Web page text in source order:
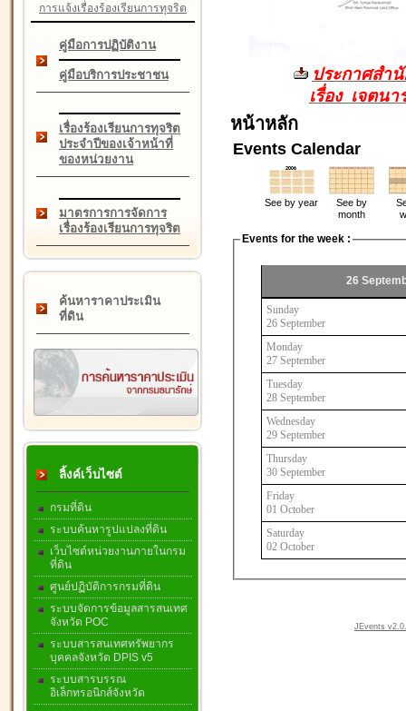
การแจ้งเรื่องร้องเรียนการทุจริต
คู่มือการปฏิบัติงาน
คู่มือบริการประชาชน
เรื่องร้องเรียนการทุจริต
ประจำปีของเจ้าหน้าที่
ของหน่วยงาน
มาตรการการจัดการ
เรื่องร้องเรียนการทุจริต
ค้นหาราคาประเมิน
ที่ดิน
ลิ้งค์เว็บไซต์
กรมที่ดิน
ระบบค้นหารูปแปลงที่ดิน
เว็บไซต์หน่วยงานภายในกรม
ที่ดิน
ศูนย์ปฏิบัติการกรมที่ดิน
ระบบจัดการข้อมูลสารสนเทศ
จังหวัด POC
ระบบสารสนเทศทรัพยากร
บุคคลจังหวัด DPIS v5
ระบบสารบรรณ
อิเล็กทรอนิกส์จังหวัด
ประกาศสำ
เรื่อง เจตน
หน้าหลัก
Events Calendar
See by year
See by
month
Events for the week :
26
Sunday
26 September
Monday
27 September
Tuesday
28 September
Wednesday
29 September
Thursday
30 September
Friday
01 October
Saturday
02 October
JEvents